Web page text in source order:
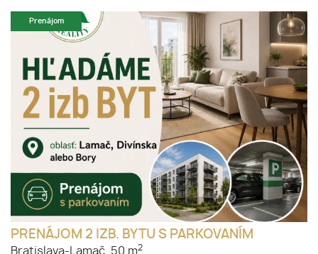
Prenájom
PRENÁJOM 2 IZB. BYTU S PARKOVANÍM
Bratislava-Lamač, 50 m2